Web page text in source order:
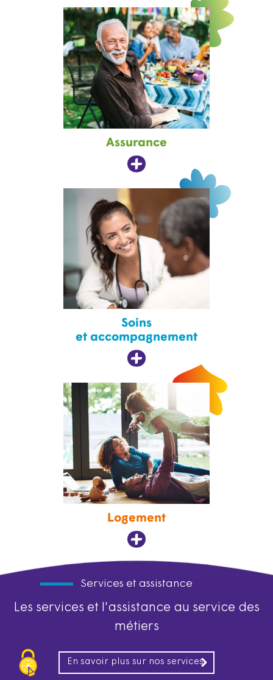
Assurance
Soins
et accompagnement
Logement
Services et assistance
Les services et l'assistance au service des
métiers
En savoir plus sur nos services